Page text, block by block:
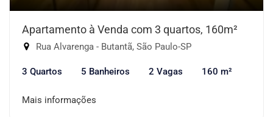
Apartamento à Venda com 3 quartos, 160m²
Rua Alvarenga - Butantã, São Paulo-SP
3 Quartos 5 Banheiros 2 Vagas 160 m²
Mais informações